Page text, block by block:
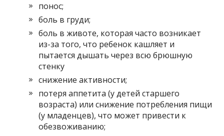
понос;
боль в груди;
боль в животе, которая часто возникает
из-за того, что ребенок кашляет и
пытается дышать через всю брюшную
стенку
снижение активности;
потеря аппетита (у детей старшего
возраста) или снижение потребления пищи
(у младенцев), что может привести к
обезвоживанию;